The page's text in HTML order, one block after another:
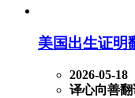
美国出生证明
2026-05-18
译心向善翻